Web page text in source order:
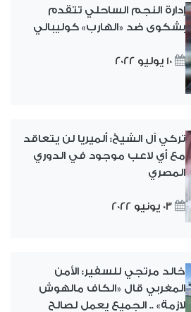
إدارة النجم الساحلي تتقدم
بشكوى ضد «الهارب» كوليبالي
10 يوليو 2022
تركي آل الشيخ: ألميريا لن يتعاقد
مع أي لاعب موجود في الدوري
المصري
03 يونيو 2022
خالد مرتجي للسفير: الأمن
المغربي قال «الكاف مالهوش
لازمة» .. الجميع يعمل لصالح